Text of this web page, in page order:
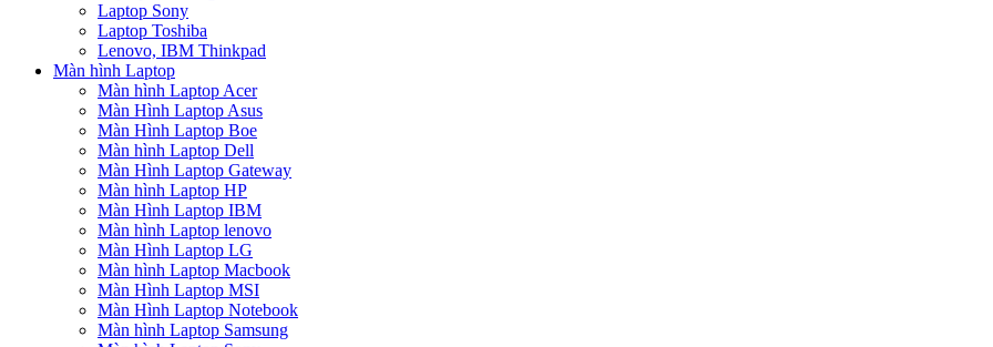
Laptop Sony
Laptop Toshiba
Lenovo, IBM Thinkpad
Màn hình Laptop
Màn hình Laptop Acer
Màn Hình Laptop Asus
Màn Hình Laptop Boe
Màn hình Laptop Dell
Màn Hình Laptop Gateway
Màn hình Laptop HP
Màn Hình Laptop IBM
Màn hình Laptop lenovo
Màn Hình Laptop LG
Màn hình Laptop Macbook
Màn Hình Laptop MSI
Màn Hình Laptop Notebook
Màn hình Laptop Samsung